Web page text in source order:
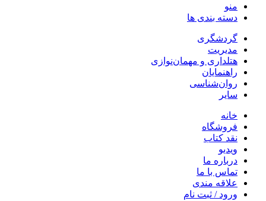
منو
دسته بندی ها
گردشگری
مدیریت
هتلداری و مهمان‌نوازی
راهنمایان
روان‌شناسی
سایر
خانه
فروشگاه
نقد کتاب
ویدیو
درباره‌ ما
تماس با ما
علاقه مندی
ورود / ثبت نام